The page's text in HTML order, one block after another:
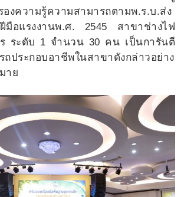
องความรู้ความสามารถตามพ.ร.บ.ส่ง
มือแรงงานพ.ศ. 2545 สาขาช่างไฟ
ระดับ 1 จำนวน 30 คน เป็นการันตี
ถประกอบอาชีพในสาขาดังกล่าวอย่าง
าย